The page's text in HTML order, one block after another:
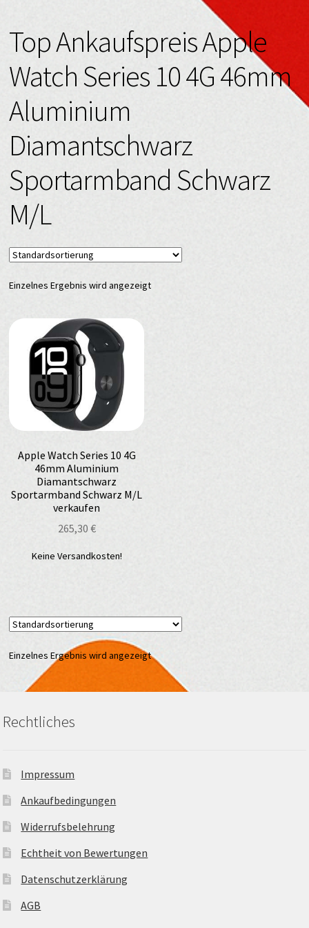
Top Ankaufspreis Apple
Watch Series 10 4G 46mm
Aluminium
Diamantschwarz
Sportarmband Schwarz
M/L
Einzelnes Ergebnis wird angezeigt
Apple Watch Series 10 4G
46mm Aluminium
Diamantschwarz
Sportarmband Schwarz M/L
verkaufen
265,30 €
Keine Versandkosten!
Einzelnes Ergebnis wird angezeigt
Rechtliches
Impressum
Ankaufbedingungen
Widerrufsbelehrung
Echtheit von Bewertungen
Datenschutzerklärung
AGB